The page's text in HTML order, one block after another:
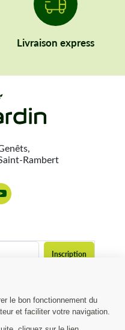
Livraison express
Rambert
04 81 120 120